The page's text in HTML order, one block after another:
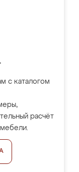
с каталогом
расчёт